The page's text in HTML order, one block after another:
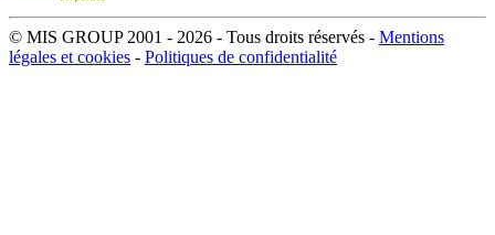
© MIS GROUP 2001 - 2026 - Tous droits réservés - Mentions
légales et cookies - Politiques de confidentialité